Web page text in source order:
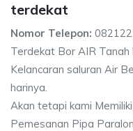
terdekat
Nomor Telepon:
Terdekat Bor AIR
Kelancaran saluran Air
harinya.
Akan tetapi kami
Pemesanan Pipa